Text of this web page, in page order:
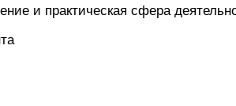
и практическая сфера